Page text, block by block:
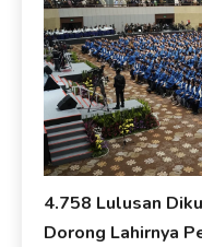
4.758 Lulusan
Dorong Lahirnya